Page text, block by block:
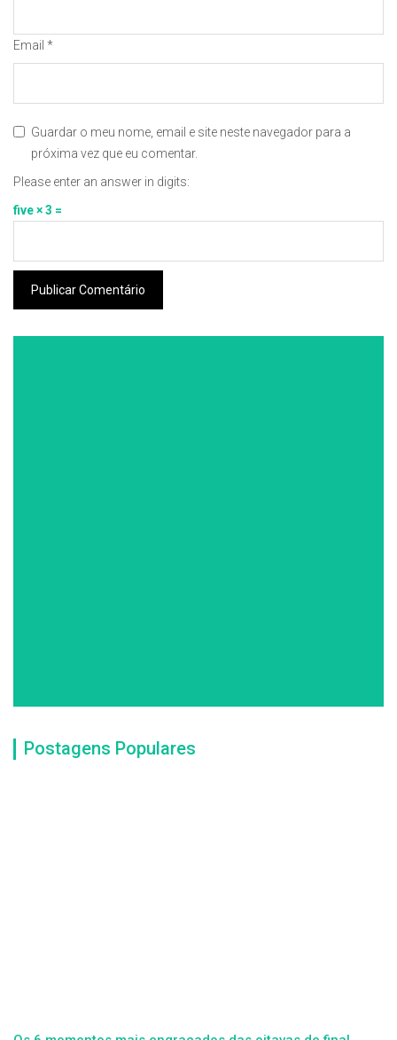
Email *
Guardar o meu nome, email e site neste navegador para a
próxima vez que eu comentar.
Please enter an answer in digits:
five × 3 =
Postagens Populares